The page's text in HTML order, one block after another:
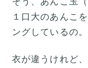
１口大のあんこ
ングしているの。
衣が違うけれど